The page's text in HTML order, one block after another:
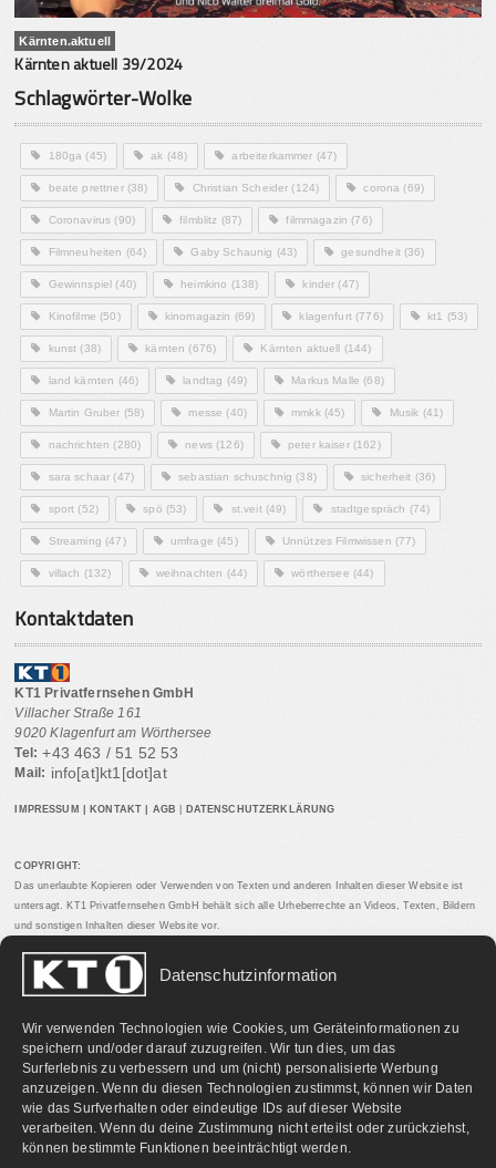
Datenschutzinformation
Wir verwenden Technologien wie Cookies, um Geräteinformationen zu
speichern und/oder darauf zuzugreifen. Wir tun dies, um das
Surferlebnis zu verbessern und um (nicht) personalisierte Werbung
anzuzeigen. Wenn du diesen Technologien zustimmst, können wir Daten
wie das Surfverhalten oder eindeutige IDs auf dieser Website
verarbeiten. Wenn du deine Zustimmung nicht erteilst oder zurückziehst,
können bestimmte Funktionen beeinträchtigt werden.
Kärnten.aktuell
Kärnten aktuell 39/2024
Schlagwörter-Wolke
180ga (45) ak (48) arbeiterkammer (47)
beate prettner(38) Christian Scheider (124) corona (69)
Coronavirus (90) filmblitz (87) filmmagazin (76)
Filmneuheiten (64) Gaby Schaunig (43) gesundheit(36)
Gewinnspiel (40) heimkino (138) kinder (47)
Kinofilme (50) kinomagazin (69) klagenfurt(776) kt1 (53)
kunst (38) kärnten (676) Kärnten aktuell (144)
land kärnten (46) landtag (49) Markus Malle (68)
Martin Gruber (58) messe (40) mmkk(45) Musik (41)
nachrichten (280) news(126) peter kaiser(162)
sara schaar (47) sebastian schuschnig (38) sicherheit (36)
sport (52) spö (53) st.veit(49) stadtgespräch (74)
Streaming (47) umfrage (45) Unnützes Filmwissen (77)
villach (132) weihnachten (44) wörthersee (44)
Kontaktdaten
KT1 Privatfernsehen GmbH
Villacher Straße 161
9020 Klagenfurt am Wörthersee
Tel: +43 463 / 51 52 53
Mail: info[at]kt1[dot]at
IMPRESSUM KONTAKT AGB DATENSCHUTZERKLÄRUNG
COPYRIGHT:
Das unerlaubte Kopieren oder Verwenden von Texten und anderen Inhalten dieser Website ist
untersagt. KT1 Privatfernsehen GmbH behält sich alle Urheberrechte an Videos, Texten, Bildern
und sonstigen Inhalten dieser Website vor.
PARTNERLINKS: